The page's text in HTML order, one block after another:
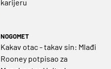
karijeru
NOGOMET
Kakav otac - takav sin: Mlađi
Rooney potpisao za